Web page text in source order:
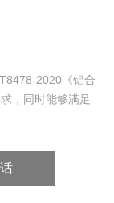
2020《铝合
，同时能够满足